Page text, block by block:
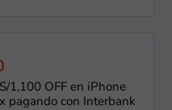
1,100 OFF en iPhone
pagando con Interbank